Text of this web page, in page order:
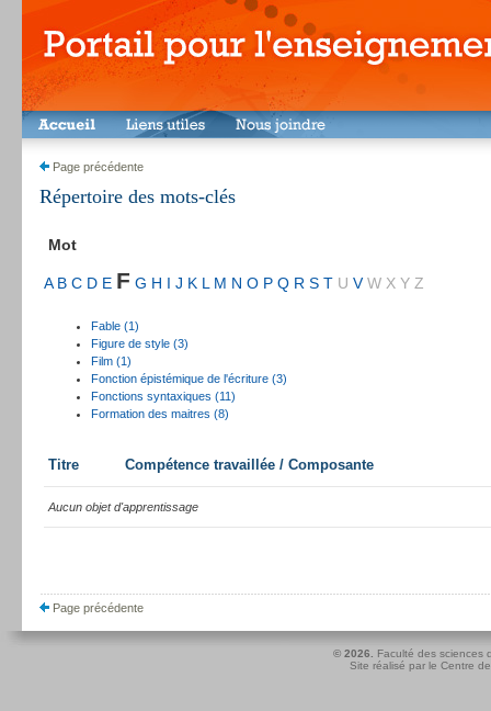
Page précédente
Répertoire des mots-clés
Mot
A B C D E F G H I J K L M N O P Q R S T U V W X Y Z
Fable (1)
Figure de style (3)
Film (1)
Fonction épistémique de l'écriture (3)
Fonctions syntaxiques (11)
Formation des maitres (8)
Titre Compétence travaillée / Composante
Aucun objet d'apprentissage
Page précédente
© 2026.
Faculté des sciences
Site réalisé par le Centre